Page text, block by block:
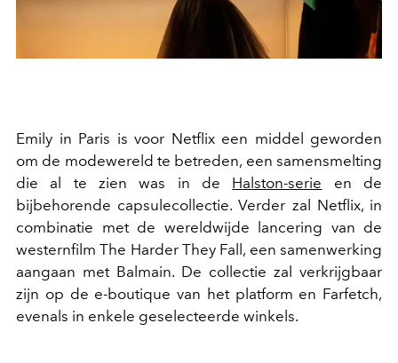
Emily in Paris is voor Netflix een middel geworden
om de modewereld te betreden, een samensmelting
die al te zien was in de Halston-serie en de
bijbehorende capsulecollectie. Verder zal Netflix, in
combinatie met de wereldwijde lancering van de
westernfilm The Harder They Fall, een samenwerking
aangaan met Balmain. De collectie zal verkrijgbaar
zijn op de e-boutique van het platform en Farfetch,
evenals in enkele geselecteerde winkels.